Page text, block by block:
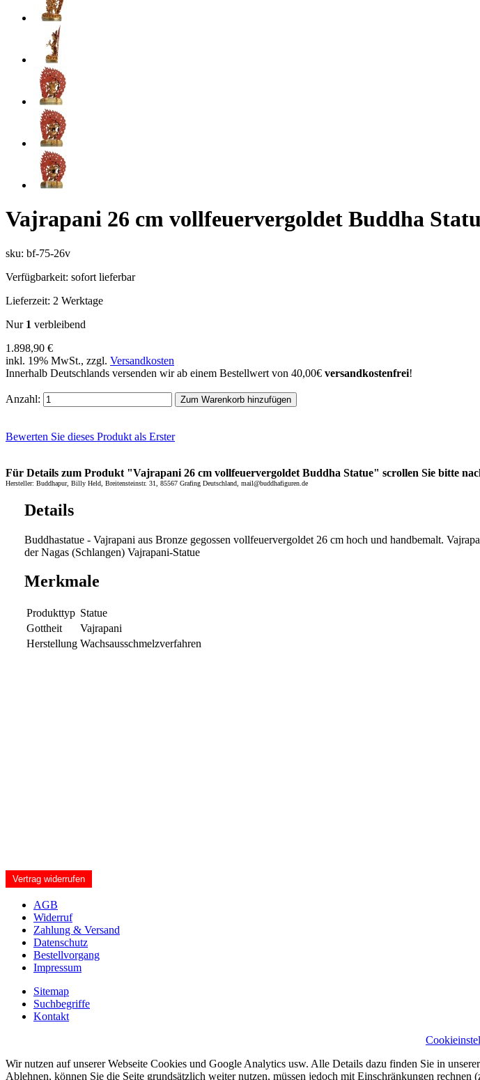
Vajrapani 26 cm vollfeuervergoldet Buddha
sku: bf-75-26v
Verfügbarkeit: sofort lieferbar
Lieferzeit: 2 Werktage
Nur 1 verbleibend
1.898,90 €
inkl. 19% MwSt., zzgl. Versandkosten
Innerhalb Deutschlands versenden wir ab einem Bestellwert von 40,00€ versandkostenfrei!
Anzahl: Zum Warenkorb hinzufügen
Bewerten Sie dieses Produkt als Erster
Für Details zum Produkt "Vajrapani 26 cm vollfeuervergoldet Buddha Statue" scrollen Sie bitte
Hersteller: Buddhapur, Billy Held, Breitensteinstr. 31, 85567 Grafing Deutschland, mail@buddhafiguren.de
Details
Buddhastatue - Vajrapani aus Bronze gegossen vollfeuervergoldet 26 cm hoch und handbemalt.
der Nagas (Schlangen) Vajrapani-Statue
Merkmale
Produkttyp Statue
Gottheit
Vajrapani
Herstellung Wachsausschmelzverfahren
Vertrag widerrufen
AGB
Widerruf
Zahlung & Versand
Datenschutz
Bestellvorgang
Impressum
Sitemap
Suchbegriffe
Kontakt
Wir nutzen auf unserer Webseite Cookies und Google Analytics usw. Alle Details dazu finden Sie in
Ablehnen, können Sie die Seite grundsätzlich weiter nutzen, müssen jedoch mit Einschränkungen rechnen